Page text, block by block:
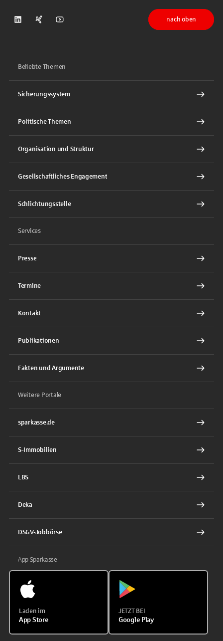
DSGV auf LinkedIn
DSGV auf XingDSGV auf Youtube
nach oben
Beliebte Themen
Sicherungssystem
Politische Themen
Organisation und Struktur
Gesellschaftliches Engagement
Schlichtungsstelle
Services
Presse
Termine
Kontakt
Publikationen
Fakten und Argumente
Weitere Portale
sparkasse.de
S-Immobilien
LBS
Deka
DSGV-Jobbörse
App Sparkasse
Laden im
App Store
JETZT BEI
Google Play